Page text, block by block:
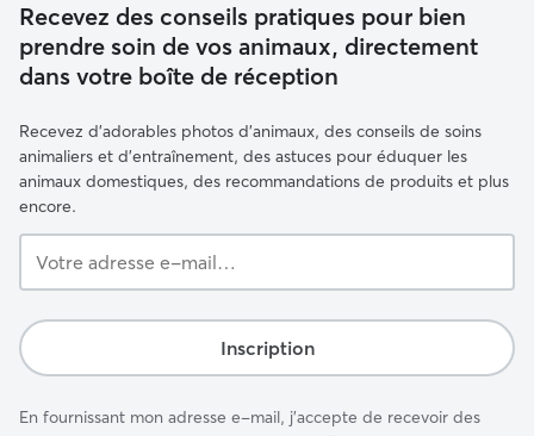
Recevez des conseils pratiques pour bien
prendre soin de vos animaux, directement
dans votre boîte de réception
Recevez d'adorables photos d'animaux, des conseils de soins
animaliers et d'entraînement, des astuces pour éduquer les
animaux domestiques, des recommandations de produits et plus
encore.
adresse
mail…
Inscription
En fournissant mon adresse e-mail, j'accepte de recevoir des